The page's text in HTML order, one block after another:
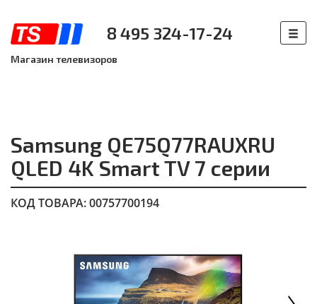
8 495 324-17-24
Магазин телевизоров
Samsung QE75Q77RAUXRU
QLED 4K Smart TV 7 серии
КОД ТОВАРА: 00757700194